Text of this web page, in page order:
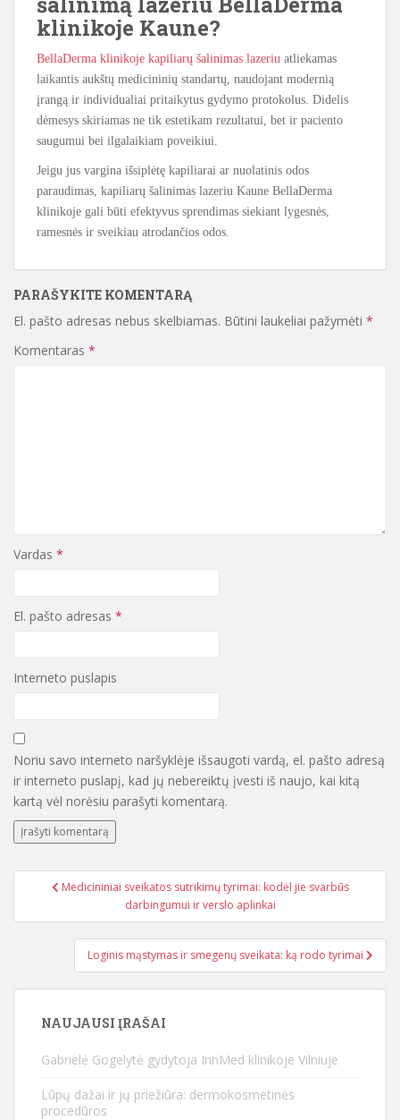
klinikoje Kaune?
BellaDerma klinikoje kapiliarų šalinimas lazeriu atliekamas
laikantis aukštų medicininių standartų, naudojant modernią
įrangą ir individualiai pritaikytus gydymo protokolus. Didelis
dėmesys skiriamas ne tik estetikam rezultatui, bet ir paciento
saugumui bei ilgalaikiam poveikiui.
Jeigu jus vargina išsiplėtę kapiliarai ar nuolatinis odos
paraudimas, kapiliarų šalinimas lazeriu Kaune BellaDerma
klinikoje gali būti efektyvus sprendimas siekiant lygesnės,
ramesnės ir sveikiau atrodančios odos.
PARAŠYKITE KOMENTARĄ
El. pašto adresas nebus skelbiamas. Būtini laukeliai pažymėti *
Komentaras *
Vardas *
El. pašto adresas *
Interneto puslapis
Noriu savo interneto naršyklėje išsaugoti vardą, el. pašto adresą
ir interneto puslapį, kad jų nebereiktų įvesti iš naujo, kai kitą
kartą vėl norėsiu parašyti komentarą.
Navigacija tarp įrašų
Medicininiai sveikatos sutrikimų tyrimai: kodėl jie svarbūs
darbingumui ir verslo aplinkai
Loginis mąstymas ir smegenų sveikata: ką rodo tyrimai
NAUJAUSI ĮRAŠAI
Gabrielė Gogelytė gydytoja InnMed klinikoje Vilniuje
Lūpų dažai ir jų priežiūra: dermokosmetinės
procedūros